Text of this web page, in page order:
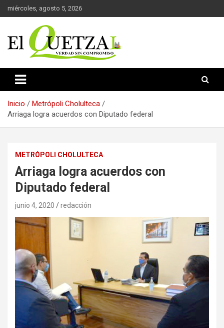
Saltar
al
miércoles, agosto 5, 2026
El Quetzal de Cholula
Inicio
Metrópoli Cholulteca
Arriaga logra acuerdos con Diputado federal
METRÓPOLI CHOLULTECA
Arriaga logra acuerdos con
Diputado federal
junio 4, 2020 redacción